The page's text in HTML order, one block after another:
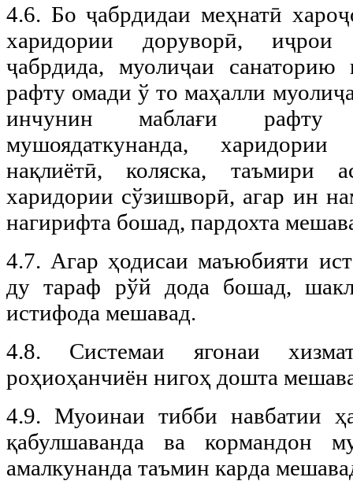
4.6. Бо ҷабрдидаи меҳнатӣ
харидории доруворӣ, иҷрои
ҷабрдида, муолиҷаи санаторию
рафту омади ў то маҳалли
инчунин маблағи рафту
мушоядаткунанда,
нақлиётӣ, коляска, таъмири
харидории сўзишворӣ, агар ин
нагирифта бошад, пардохта
4.7. Агар ҳодисаи маъюбияти
ду тараф рўй дода бошад,
истифода мешавад.
4.8. Системаи ягонаи
роҳиоҳанчиён нигоҳ дошта
4.9. Муоинаи тибби навбатии
қабулшаванда ва кормандон
амалкунанда таъмин карда